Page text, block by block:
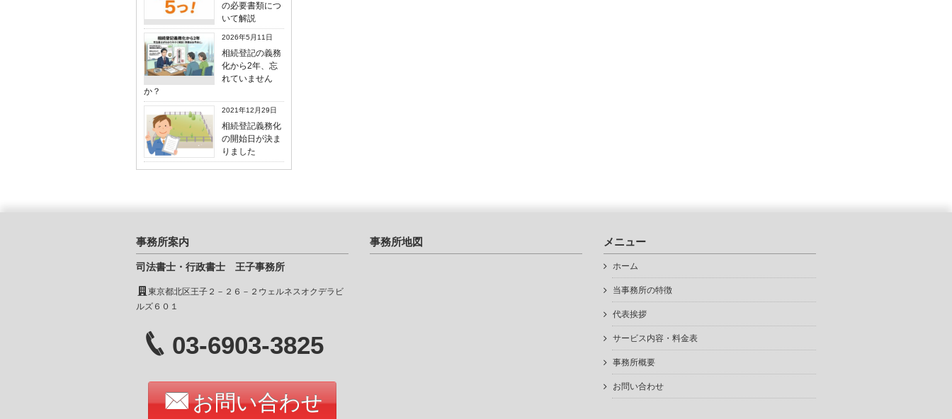
の必要書類につ
いて解説
2026年5月11日
相続登記の義務
化から2年、忘
れていません
か？
2021年12月29日
相続登記義務化
の開始日が決ま
りました
事務所案内
司法書士・行政書士 王子事務所
東京都北区王子２－２６－２ウェルネスオクデラビ
ルズ６０１
03-6903-3825
お問い合わせ
事務所地図 メニュー
ホーム
当事務所の特徴
代表挨拶
サービス内容・料金表
事務所概要
お問い合わせ